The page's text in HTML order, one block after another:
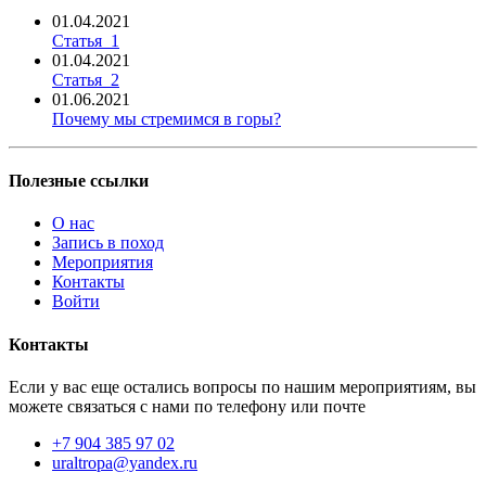
01.04.2021
Статья_1
01.04.2021
Статья_2
01.06.2021
Почему мы стремимся в горы?
Полезные ссылки
О нас
Запись в поход
Мероприятия
Контакты
Войти
Контакты
Если у вас еще остались вопросы по нашим мероприятиям, вы
можете связаться с нами по телефону или почте
+7 904 385 97 02
uraltropa@yandex.ru